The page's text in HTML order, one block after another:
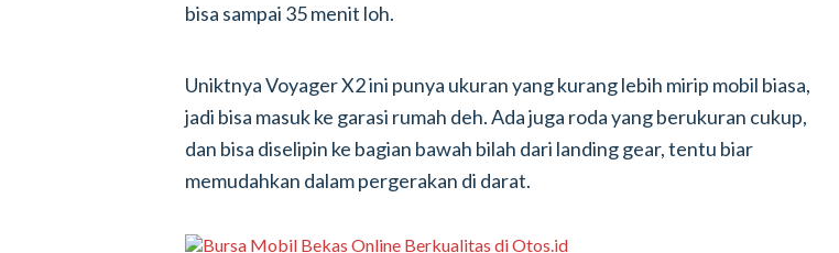
bisa sampai 35 menit loh.
Uniktnya Voyager X2 ini punya ukuran yang kurang lebih mirip mobil biasa,
jadi bisa masuk ke garasi rumah deh. Ada juga roda yang berukuran cukup,
dan bisa diselipin ke bagian bawah bilah dari landing gear, tentu biar
memudahkan dalam pergerakan di darat.